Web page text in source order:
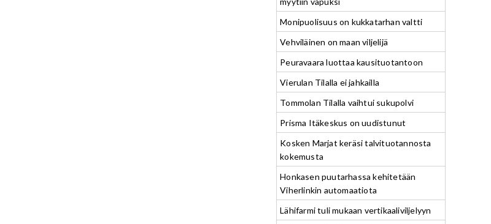
Monipuolisuus on kukkatarhan valtti
Vehviläinen on maan viljelijä
Peuravaara luottaa kausituotantoon
Vierulan Tilalla ei jahkailla
Tommolan Tilalla vaihtui sukupolvi
Prisma Itäkeskus on uudistunut
Kosken Marjat keräsi talvituotannosta
kokemusta
Honkasen puutarhassa kehitetään
Viherlinkin automaatiota
Lähifarmi tuli mukaan vertikaaliviljelyyn